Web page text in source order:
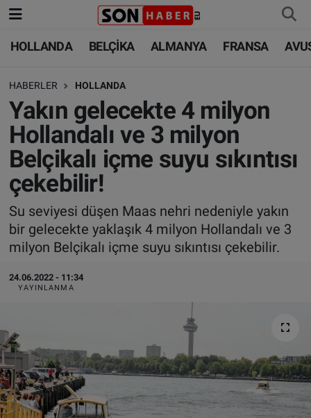
HOLLANDA BELÇİKA ALMANYA FRANSA
HABERLER HOLLANDA
Yakın gelecekte 4 milyon
Hollandalı ve 3 milyon
Belçikalı içme suyu sıkıntısı
çekebilir!
Su seviyesi düşen Maas nehri nedeniyle yakın
bir gelecekte yaklaşık 4 milyon Hollandalı ve 3
milyon Belçikalı içme suyu sıkıntısı çekebilir.
24.06.2022 - 11:34
YAYINLANMA
HOLLANDA
BELÇİKA
ALMANYA
FRANSA
AVUSTURYA
SAĞLIK - YAŞAM
HOLLANDA
BELÇİKA
ALMANYA
TÜRKİYE
DÜNYA
BİLİM-TEKNOLOJİ
ALGEMENE VOORWAARDEN
CONTACT
Nöbetçi Eczaneler
Hava Durumu
Trafik Durumu
Süper Lig Puan Durumu ve Fikstür
Tüm Manşetler
Son Dakika Haberleri